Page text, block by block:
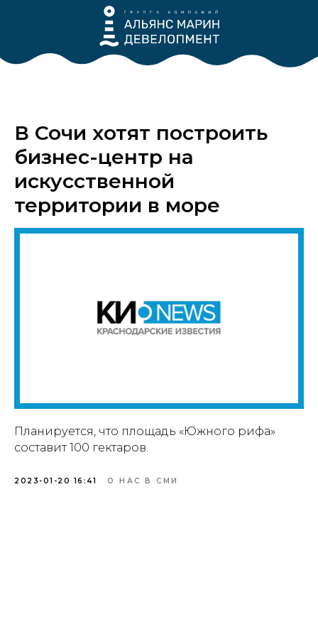
В Сочи хотят построить
бизнес-центр на
искусственной
территории в море
Планируется, что площадь «Южного рифа»
составит 100 гектаров.
2023-01-20 16:41 О НАС В СМИ